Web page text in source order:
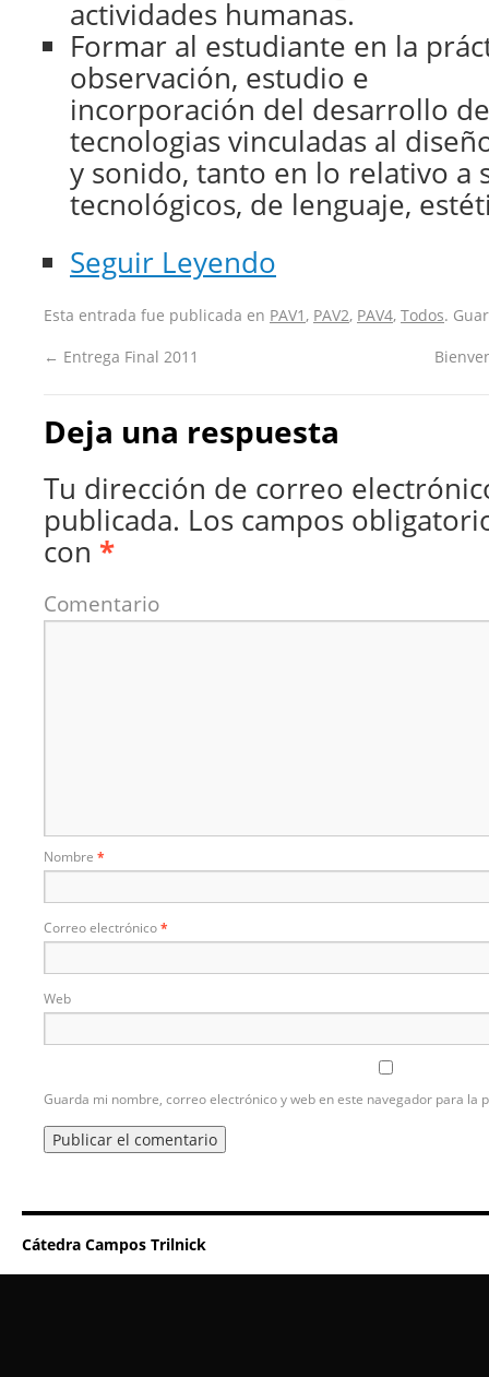
actividades humanas.
Formar al estudiante en la
observación, estudio e
incorporación del desarrollo
tecnologias vinculadas al
y sonido, tanto en lo relativo a
tecnológicos, de lenguaje,
Seguir Leyendo
Esta entrada fue publicada en PAV1 , PAV2, PAV4, Todos.
← Entrega Final 2011
Deja una respuesta
Tu dirección de correo
publicada. Los campos
con *
Comentario
Nombre *
Correo electrónico*
Web
Guarda mi nombre, correo electrónico y web en este navegador para la
Cátedra Campos Trilnick